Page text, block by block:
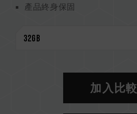
產品終身保固
加入比較